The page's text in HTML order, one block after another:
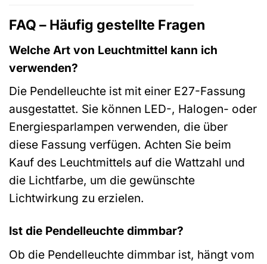
FAQ – Häufig gestellte Fragen
Welche Art von Leuchtmittel kann ich
verwenden?
Die Pendelleuchte ist mit einer E27-Fassung
ausgestattet. Sie können LED-, Halogen- oder
Energiesparlampen verwenden, die über
diese Fassung verfügen. Achten Sie beim
Kauf des Leuchtmittels auf die Wattzahl und
die Lichtfarbe, um die gewünschte
Lichtwirkung zu erzielen.
Ist die Pendelleuchte dimmbar?
Ob die Pendelleuchte dimmbar ist, hängt vom